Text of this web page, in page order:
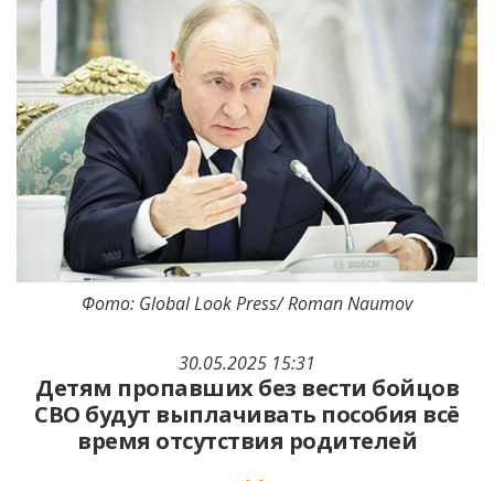
30.05.2025 15:31
Детям пропавших без вести бойцов
СВО будут выплачивать пособия всё
время отсутствия родителей
Фото: Global Look Press/ Roman Naumov